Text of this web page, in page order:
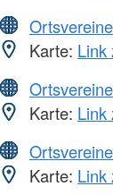
Ortsvereine
Karte: Link
Ortsvereine
Karte: Link
Ortsvereine
Karte: Link